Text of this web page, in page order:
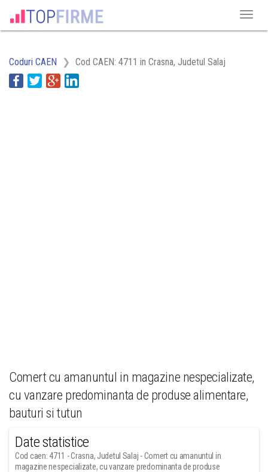
Coduri CAEN Cod CAEN: 4711 in Crasna, Judetul Salaj
Comert cu amanuntul in magazine nespecializate,
cu vanzare predominanta de produse alimentare,
bauturi si tutun
Date statistice
Cod caen: 4711 - Crasna, Judetul Salaj - Comert cu amanuntul in
magazine nespecializate, cu vanzare predominanta de produse